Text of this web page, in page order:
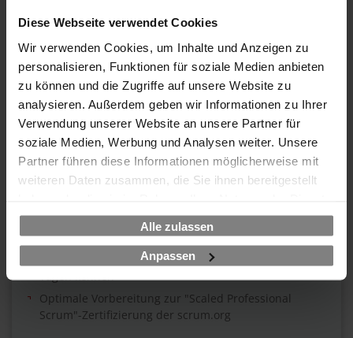
Diese Webseite verwendet Cookies
Wir verwenden Cookies, um Inhalte und Anzeigen zu
personalisieren, Funktionen für soziale Medien anbieten
zu können und die Zugriffe auf unsere Website zu
analysieren. Außerdem geben wir Informationen zu Ihrer
Verwendung unserer Website an unsere Partner für
soziale Medien, Werbung und Analysen weiter. Unsere
Partner führen diese Informationen möglicherweise mit
weiteren Daten zusammen, die Sie ihnen bereitgestellt
gesammelt haben.
Alle zulassen
Anpassen
Der weltweite De-facto-Standard im neuen Gewand
Von der Foundation bis zum Managing Professional
Transition
Zahlreiche Garantietermine in ganz Deutschland
Alle ITIL 4 Schulungen im Überblick
Agile Scaling Frameworks
Der Überblick für den Durchblick
Lernen Sie die relevantesten agilen Frameworks in 2
Tagen kennen
Optimale Vorbereitung zur "Scaled Professional
Scrum"-Zertifizierung der scrum.org